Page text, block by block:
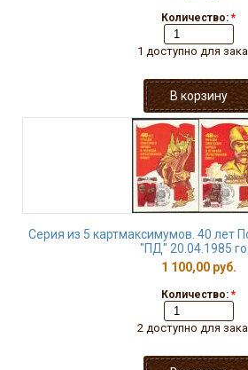
Количество: *
1 доступно для
Серия из 5 картмаксимумов. 40 лет
"ПД" 20.04.1985
1 100,00 руб.
Количество: *
2 доступно для